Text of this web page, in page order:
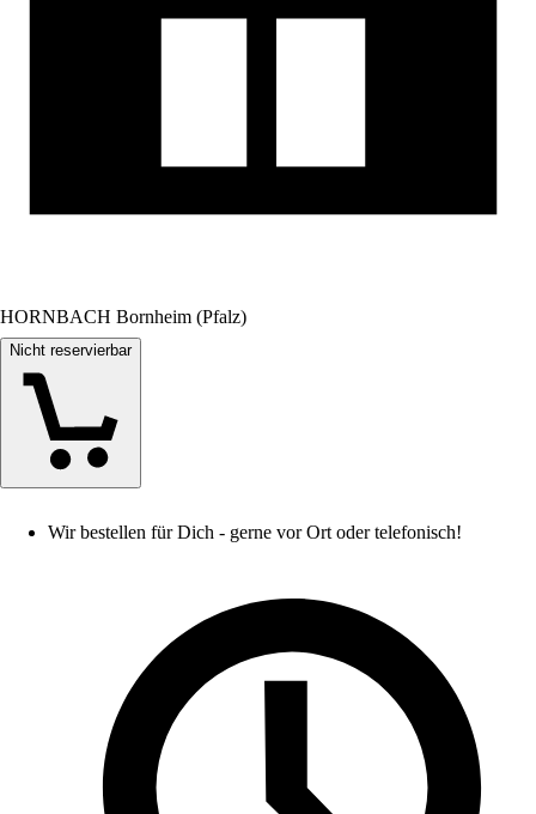
HORNBACH Bornheim (Pfalz)
Nicht reservierbar
Wir bestellen für Dich - gerne vor Ort oder telefonisch!